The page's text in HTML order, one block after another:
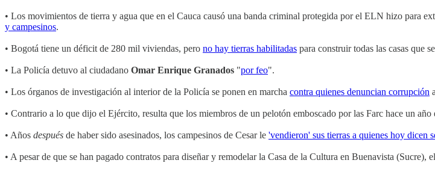
• Los movimientos de tierra y agua que en el Cauca causó una banda criminal protegida por el ELN hizo para
y campesinos.
• Bogotá tiene un déficit de 280 mil viviendas, pero no hay tierras habilitadas para construir todas las casas que
• La Policía detuvo al ciudadano Omar Enrique Granados "por feo".
• Los órganos de investigación al interior de la Policía se ponen en marcha contra quienes denuncian corrupción
• Contrario a lo que dijo el Ejército, resulta que los miembros de un pelotón emboscado por las Farc hace un
• Años después de haber sido asesinados, los campesinos de Cesar le 'vendieron' sus tierras a quienes hoy dicen
• A pesar de que se han pagado contratos para diseñar y remodelar la Casa de la Cultura en Buenavista (Sucre), el